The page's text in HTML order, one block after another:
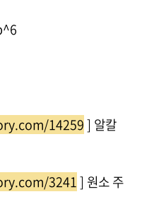
14259] 알칼
3241] 원소 주